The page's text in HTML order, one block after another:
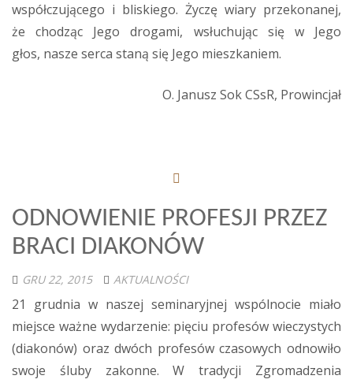
współczującego i bliskiego. Życzę wiary przekonanej,
że chodząc Jego drogami, wsłuchując się w Jego
głos, nasze serca staną się Jego mieszkaniem.
O. Janusz Sok CSsR, Prowincjał
ODNOWIENIE PROFESJI PRZEZ
BRACI DIAKONÓW
GRU 22, 2015 AKTUALNOŚCI
21 grudnia w naszej seminaryjnej wspólnocie miało
miejsce ważne wydarzenie: pięciu profesów wieczystych
(diakonów) oraz dwóch profesów czasowych odnowiło
swoje śluby zakonne. W tradycji Zgromadzenia